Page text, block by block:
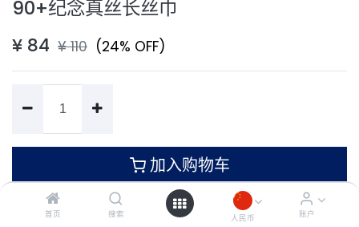
首页 搜索 人民币 账户
90+纪念真丝长丝巾
¥ 84 ¥110 (24% OFF)
加入购物车